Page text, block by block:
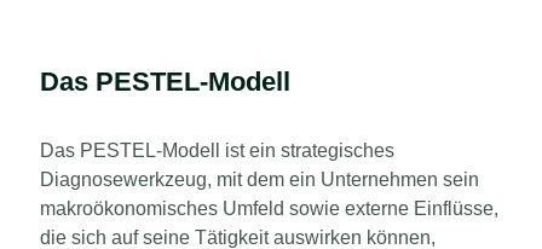
Das PESTEL-Modell
Das PESTEL-Modell
ist ein strategisches
Diagnosewerkzeug, mit dem ein Unternehmen sein
makroökonomisches Umfeld sowie externe Einflüsse,
die sich auf seine Tätigkeit auswirken können,